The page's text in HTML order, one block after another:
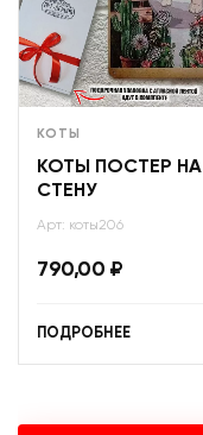
КОТЫ
КОТЫ ПОСТЕР НА
СТЕНУ
Арт: коты206
790,00 ₽
ПОДРОБНЕЕ